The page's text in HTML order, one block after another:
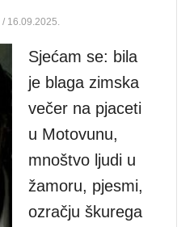
/ 16.09.2025.
Sjećam se: bila
je blaga zimska
večer na pjaceti
u Motovunu,
mnoštvo ljudi u
žamoru, pjesmi,
ozračju škurega